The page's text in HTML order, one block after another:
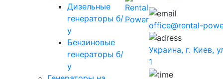
Дизельные
генераторы б/
у
Бензиновые
генераторы б/
у
office@rental-
Украина, г. Киев,
1